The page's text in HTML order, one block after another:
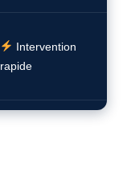
Intervention
rapide